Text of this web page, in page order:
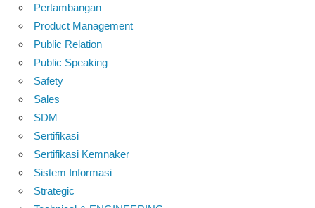
Pertambangan
Product Management
Public Relation
Public Speaking
Safety
Sales
SDM
Sertifikasi
Sertifikasi Kemnaker
Sistem Informasi
Strategic